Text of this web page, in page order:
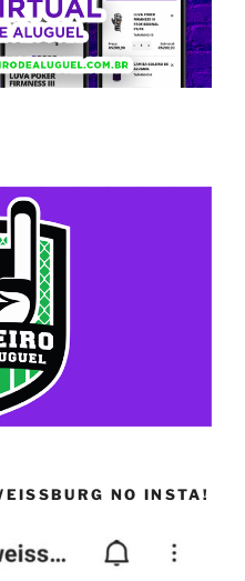
NO INSTA!